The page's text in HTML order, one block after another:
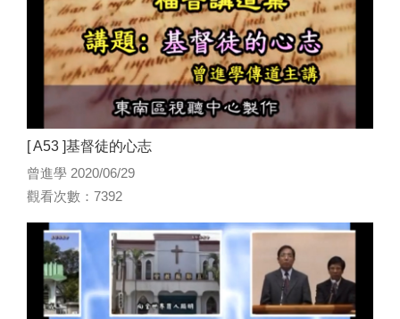
[ A53 ]基督徒的心志
曾進學 2020/06/29
觀看次數：7392